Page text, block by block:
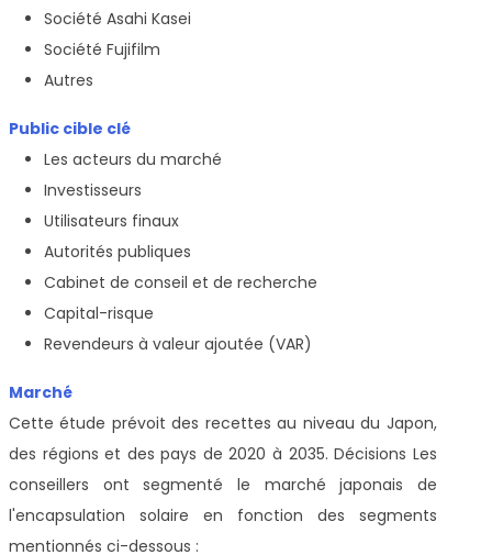
Société Asahi Kasei
Société Fujifilm
Autres
Public cible clé
Les acteurs du marché
Investisseurs
Utilisateurs finaux
Autorités publiques
Cabinet de conseil et de recherche
Capital-risque
Revendeurs à valeur ajoutée (VAR)
Marché
Cette étude prévoit des recettes au niveau du Japon,
des régions et des pays de 2020 à 2035. Décisions Les
conseillers ont segmenté le marché japonais de
l'encapsulation solaire en fonction des segments
mentionnés ci-dessous :